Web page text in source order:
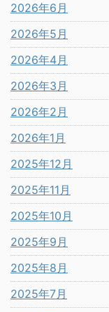
2026年6月
2026年5月
2026年4月
2026年3月
2026年2月
2026年1月
2025年12月
2025年11月
2025年10月
2025年9月
2025年8月
2025年7月